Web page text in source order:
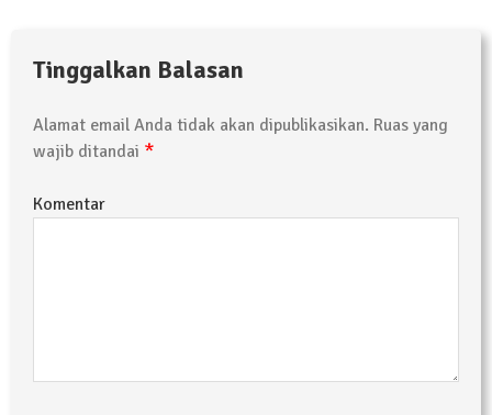
Tinggalkan Balasan
Alamat email Anda tidak akan dipublikasikan. Ruas yang
wajib ditandai *
Komentar